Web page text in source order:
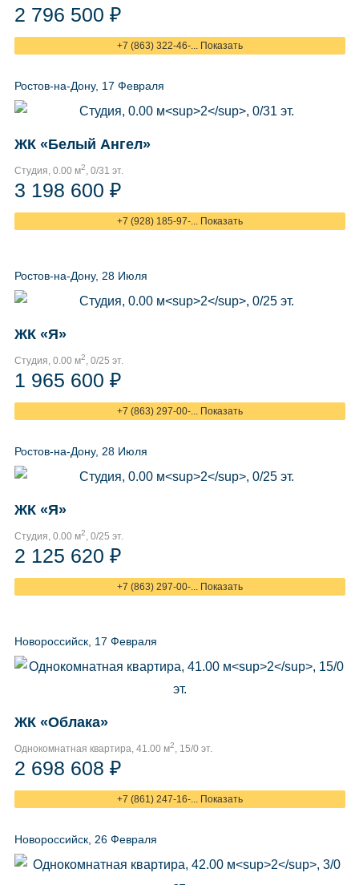
2 796 500 ₽
+7 (863) 322-46-... Показать
Ростов-на-Дону, 17 Февраля
ЖК «Белый Ангел»
Студия, 0.00 м2, 0/31 эт.
3 198 600 ₽
+7 (928) 185-97-... Показать
Ростов-на-Дону, 28 Июля
ЖК «Я»
Студия, 0.00 м2, 0/25 эт.
1 965 600 ₽
+7 (863) 297-00-... Показать
Ростов-на-Дону, 28 Июля
ЖК «Я»
Студия, 0.00 м2, 0/25 эт.
2 125 620 ₽
+7 (863) 297-00-... Показать
Новороссийск, 17 Февраля
ЖК «Облака»
Однокомнатная квартира, 41.00 м2, 15/0 эт.
2 698 608 ₽
+7 (861) 247-16-... Показать
Новороссийск, 26 Февраля